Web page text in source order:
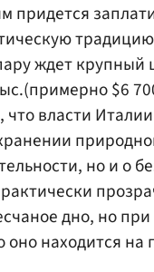
придется
ждет
$6
власти
но и о
дно, но при
оно находится на